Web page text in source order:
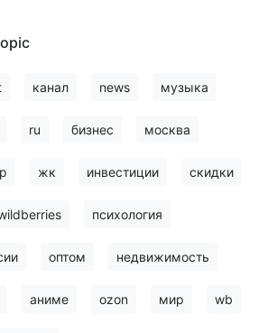
канал news музыка
ru бизнес москва
жк инвестиции скидки
психология
оптом недвижимость
аниме ozon мир wb